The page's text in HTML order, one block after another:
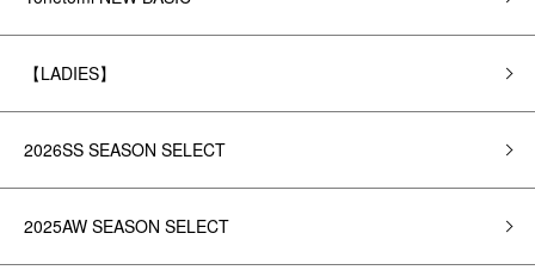
【LADIES】
2026SS SEASON SELECT
2025AW SEASON SELECT